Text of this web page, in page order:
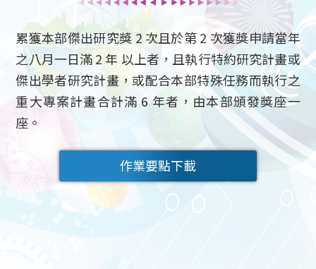
累獲本部傑出研究獎 2 次且於第 2 次獲獎申請當年
之八月一日滿 2 年 以上者，且執行特約研究計畫或
傑出學者研究計畫，或配合本部特殊任務而執行之
重大專案計畫合計滿 6 年者，由本部頒發獎座一
座。
作業要點下載